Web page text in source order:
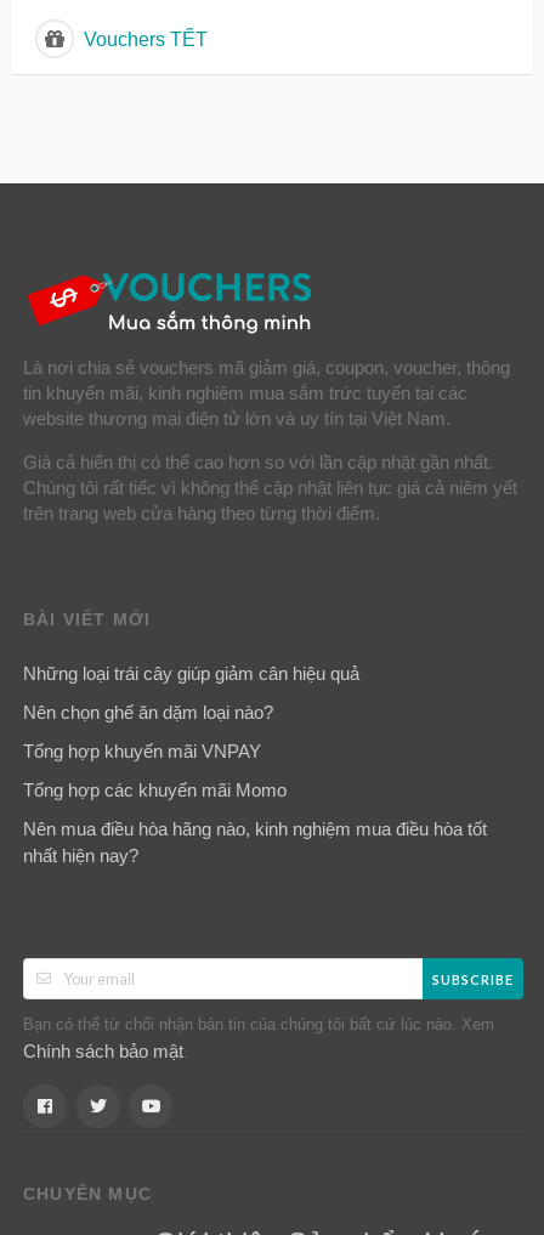
Vouchers TẾT
Là nơi chia sẻ vouchers mã giảm giá, coupon, voucher, thông
tin khuyến mãi, kinh nghiệm mua sắm trức tuyến tại các
website thương mại điện tử lớn và uy tín tại Việt Nam.
Giá cả hiển thị có thể cao hơn so với lần cập nhật gần nhất.
Chúng tôi rất tiếc vì không thể cập nhật liên tục giá cả niêm yết
trên trang web cửa hàng theo từng thời điểm.
BÀI VIẾT MỚI
Những loại trái cây giúp giảm cân hiệu quả
Nên chọn ghế ăn dặm loại nào?
Tổng hợp khuyến mãi VNPAY
Tổng hợp các khuyến mãi Momo
Nên mua điều hòa hãng nào, kinh nghiệm mua điều hòa tốt
nhất hiện nay?
SUBSCRIBE
Bạn có thể từ chối nhận bản tin của chúng tôi bất cứ lúc nào. Xem
Chính sách bảo mật.
CHUYÊN MỤC